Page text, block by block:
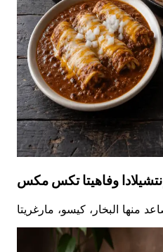
إنتشيلادا وفاهيتا تكس مكس